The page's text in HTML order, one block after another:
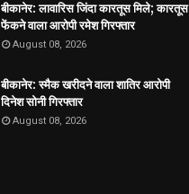
बीकानेर: लावारिस जिंदा कारतूस मिले; कारतूस
फेंकने वाला आरोपी रमेश गिरफ्तार
August 08, 2026
बीकानेर: स्मैक खरीदने वाला शातिर आरोपी
दिनेश सोनी गिरफ्तार
August 08, 2026